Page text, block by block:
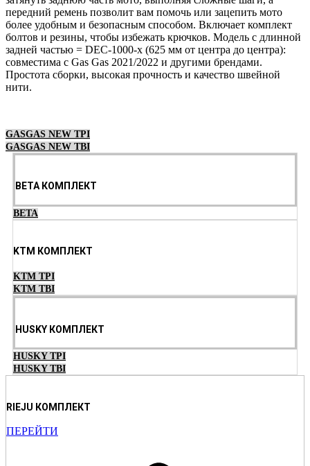
передний ремень позволит вам помочь или зацепить мото
более удобным и безопасным способом. Включает комплект
болтов и резины, чтобы избежать крючков. Модель с длинной
задней частью = DEC-1000-x (625 мм от центра до центра):
совместима с Gas Gas 2021/2022 и другими брендами.
Простота сборки, высокая прочность и качество швейной
нити.
GASGAS NEW TPI
GASGAS NEW TBI
BETA КОМПЛЕКТ
BETA
KTM КОМПЛЕКТ
KTM TPI
KTM TBI
HUSKY КОМПЛЕКТ
HUSKY TPI
HUSKY TBI
RIEJU КОМПЛЕКТ
ПЕРЕЙТИ